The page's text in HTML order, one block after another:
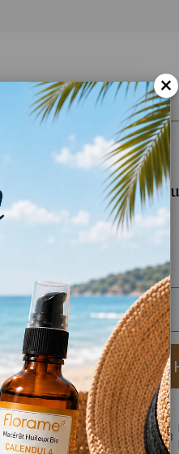
Florame Bakım Setleri ve
Ritüelleri
Aromaterapi ile
₺4.253,00
Favorilere Ekle
×